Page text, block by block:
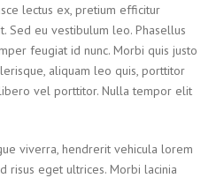
lectus ex, pretium efficitur
Sed eu vestibulum leo. Phasellus
feugiat id nunc. Morbi quis justo
aliquam leo quis, porttitor
vel porttitor. Nulla tempor elit
viverra, hendrerit vehicula lorem
risus eget ultrices. Morbi lacinia